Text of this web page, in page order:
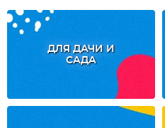
ДЛЯ ДАЧИ И
САДА